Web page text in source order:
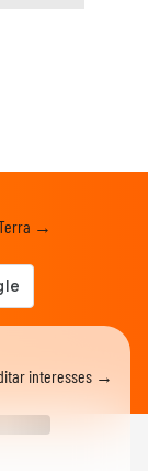
→
interesses →